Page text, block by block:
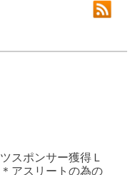
スポンサー獲得Ｌ
アスリートの為の